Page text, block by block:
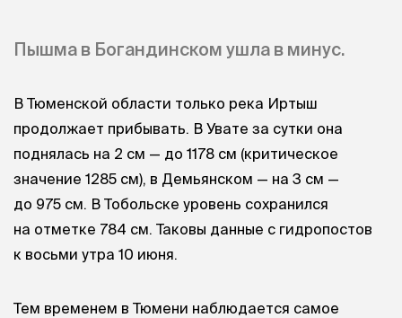
Пышма в Богандинском ушла в минус.
В Тюменской области только река Иртыш
продолжает прибывать. В Увате за сутки она
поднялась на 2 см — до 1178 см (критическое
значение 1285 см), в Демьянском — на 3 см —
до 975 см. В Тобольске уровень сохранился
на отметке 784 см. Таковы данные с гидропостов
к восьми утра 10 июня.
Тем временем в Тюмени наблюдается самое